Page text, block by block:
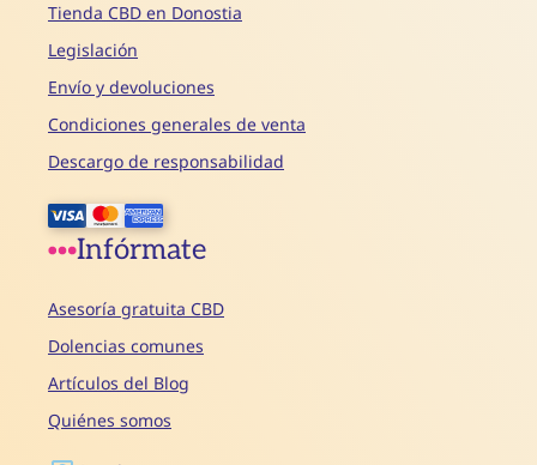
Tienda CBD en Donostia
Legislación
Envío y devoluciones
Condiciones generales de venta
Descargo de responsabilidad
Infórmate
Asesoría gratuita CBD
Dolencias comunes
Artículos del Blog
Quiénes somos